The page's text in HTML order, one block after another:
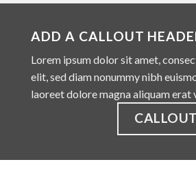
ADD A CALLOUT
Lorem ipsum dolor sit amet,
elit, sed diam nonummy nibh
laoreet dolore magna aliquam erat